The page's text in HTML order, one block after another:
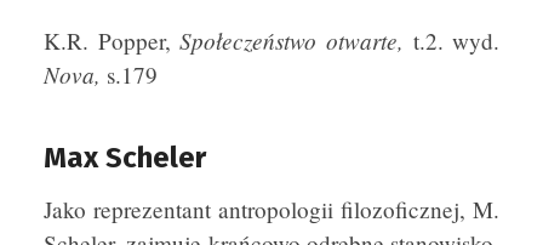
K.R. Popper, Społeczeństwo otwarte, t.2. wyd.
Nova, s.179
Max Scheler
Jako reprezentant antropologii filozoficznej, M.